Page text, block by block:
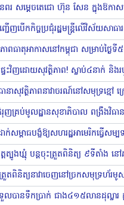
ពរ សម្ដេចតេជោ ហ៊ុន សែន ក្នុងឱកាស
ាតុអាកាសនៅកម្ពុជា សម្រាប់ថ្ងៃ
ាក់សម្ពាធបង្ខំឱ្យសហរដ្ឋអាមេរិកធ្វើ
ត្រួតពិនិត្យនាវាចេញនៅច្រកសមុទ្រហ័រ